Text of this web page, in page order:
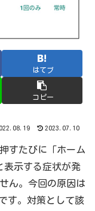
はてブ
コピー
2023.07.10
すたびに「ホーム
示する症状が発
ん。今回の原因は
す。対策として該